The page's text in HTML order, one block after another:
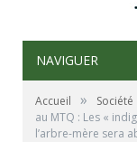
NAVIGUER
Accueil » Société
au MTQ : Les «
l’arbre-mère sera